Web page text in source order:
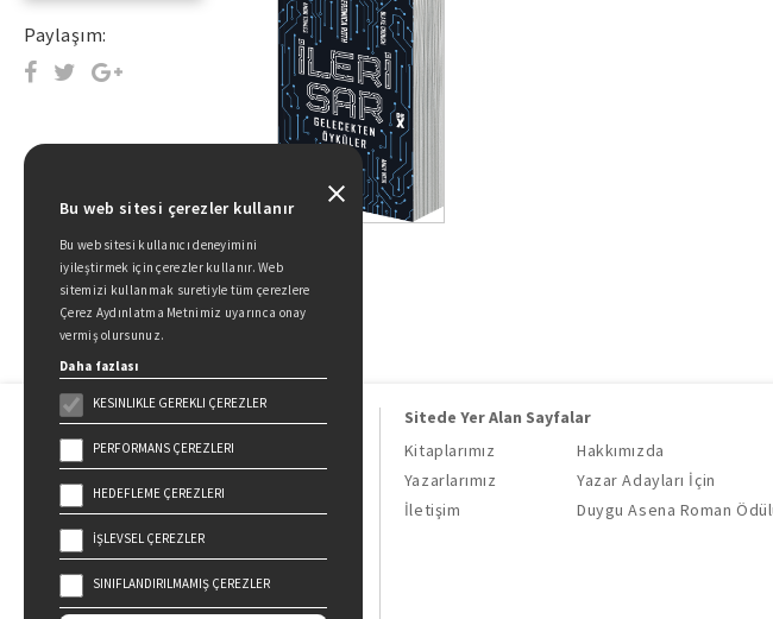
Paylaşım:
Doğan Kitap, bir Doğan Holding
kuruluşudur.
19 Mayıs Cad. Golden Plaza No:1 Kat:10
34360 / Şişli / İstanbul
Sitede Yer Alan Sayfalar
Kitaplarımız
Hakkımızda
Yazarlarımız
Yazar Adayları İçin
İletişim
Duygu Asena Roman
Bu web sitesi çerezler kullanır
Bu web sitesi kullanıcı deneyimini
iyileştirmek için çerezler kullanır. Web
sitemizi kullanmak suretiyle tüm çerezlere
Çerez Aydınlatma Metnimiz uyarınca onay
vermiş olursunuz.
Daha fazlası
KESINLIKLE GEREKLI ÇEREZLER
PERFORMANS ÇEREZLERI
HEDEFLEME ÇEREZLERI
İŞLEVSEL ÇEREZLER
SINIFLANDIRILMAMIŞ ÇEREZLER